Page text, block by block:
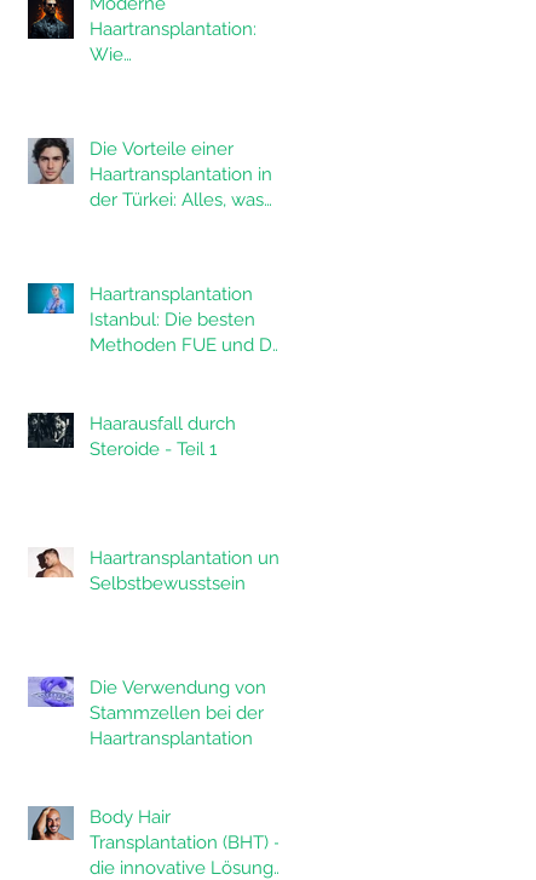
Haartransplantation:
Wie
Die Vorteile einer
Haartransplantation in
der Türkei: Alles, was
Haartransplantation
Istanbul: Die besten
Methoden FUE und DHI
Haarausfall durch
Steroide - Teil 1
Haartransplantation und
Selbstbewusstsein
Die Verwendung von
Stammzellen bei der
Haartransplantation
Body Hair
Transplantation (BHT) -
die innovative Lösung